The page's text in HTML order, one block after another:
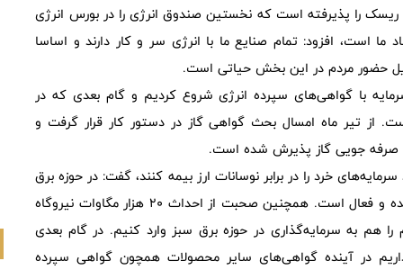
را پذیرفته است که نخستین صندوق انرژی را در بورس انرژی
ما است، افزود: تمام صنایع ما با انرژی سر و کار دارند و اساسا
حضور مردم در این بخش حیاتی است.
با گواهی‌های سپرده انرژی شروع کردیم و گام بعدی که در
تیر ماه امسال بحث گواهی گاز در دستور کار قرار گرفت و
خرد را در برابر نوسانات ارز بیمه کنند، گفت: در حوزه برق
هم بازار صدور گواهی‌های صرفه‌جویی راه‌اندازی شده و فعال است. همچنین صحبت از احداث 20 هزار مگاوات نیروگاه
هم به سرمایه‌گذاری در حوزه برق سبز وارد کنیم. در گام بعدی
در آینده گواهی‌های سایر محصولات همچون گواهی سپرده